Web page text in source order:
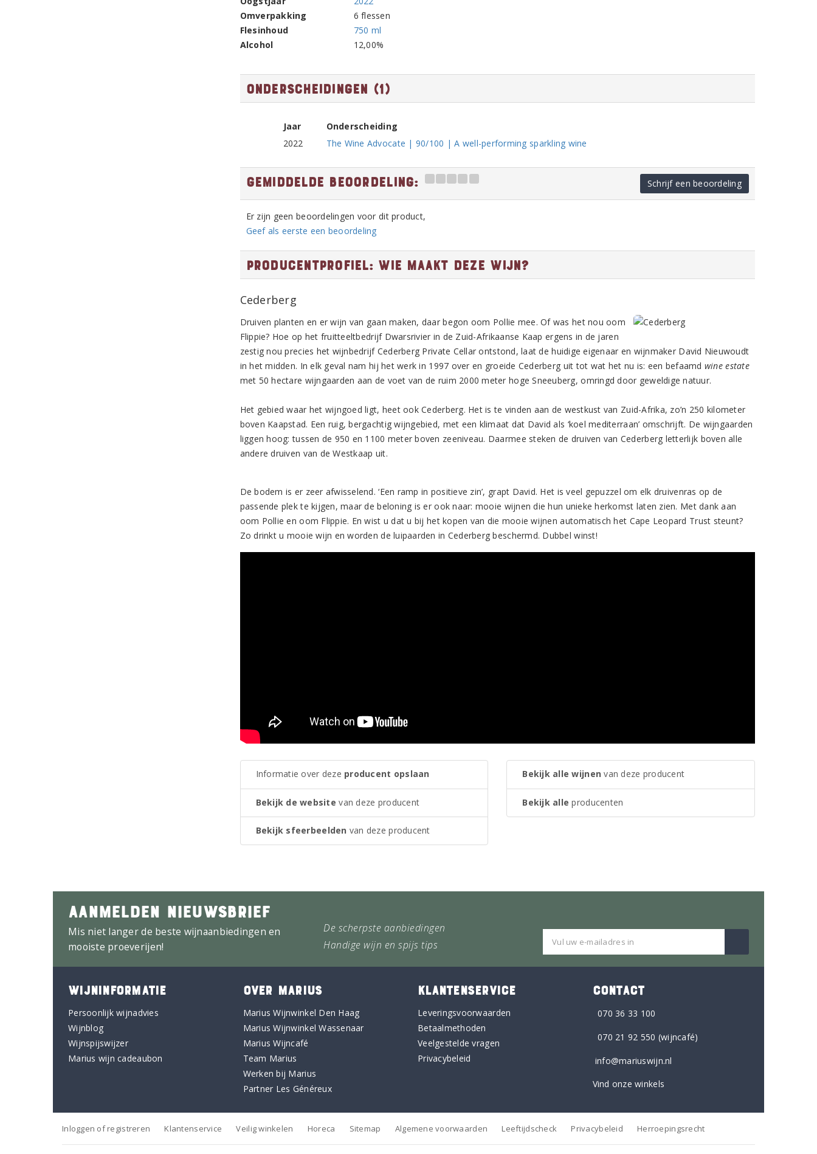
Omverpakking
6 flessen
Flesinhoud
750 ml
Alcohol
12,00%
Onderscheidingen (1)
Jaar
Onderscheiding
2022
The Wine Advocate | 90/100 | A well-performing sparkling wine
Gemiddelde beoordeling: Schrijf een beoordeling
Er zijn geen beoordelingen voor dit product,
Geef als eerste een beoordeling
Producentprofiel: Wie maakt deze wijn?
Cederberg
Druiven planten en er wijn van gaan maken, daar begon oom Pollie mee. Of was het nou oom
Flippie? Hoe op het fruitteeltbedrijf Dwarsrivier in de Zuid-Afrikaanse Kaap ergens in de jaren
zestig nou precies het wijnbedrijf Cederberg Private Cellar ontstond, laat de huidige eigenaar en wijnmaker David Nieuwoudt
in het midden. In elk geval nam hij het werk in 1997 over en groeide Cederberg uit tot wat het nu is: een befaamd wine estate
met 50 hectare wijngaarden aan de voet van de ruim 2000 meter hoge Sneeuberg, omringd door geweldige natuur.
Het gebied waar het wijngoed ligt, heet ook Cederberg. Het is te vinden aan de westkust van Zuid-Afrika, zo’n 250 kilometer
boven Kaapstad. Een ruig, bergachtig wijngebied, met een klimaat dat David als ‘koel mediterraan’ omschrijft. De wijngaarden
liggen hoog: tussen de 950 en 1100 meter boven zeeniveau. Daarmee steken de druiven van Cederberg letterlijk boven alle
andere druiven van de Westkaap uit.
De bodem is er zeer afwisselend. ‘Een ramp in positieve zin’, grapt David. Het is veel gepuzzel om elk druivenras op de
passende plek te kijgen, maar de beloning is er ook naar: mooie wijnen die hun unieke herkomst laten zien. Met dank aan
oom Pollie en oom Flippie. En wist u dat u bij het kopen van die mooie wijnen automatisch het Cape Leopard Trust steunt?
Zo drinkt u mooie wijn en worden de luipaarden in Cederberg beschermd. Dubbel winst!
Informatie over deze producent opslaan
Bekijk de website van deze producent
Bekijk sfeerbeelden van deze producent
Bekijk alle wijnen van deze producent
Bekijk alle producenten
AANMELDEN NIEUWSBRIEF
Mis niet langer de beste wijnaanbiedingen en
mooiste proeverijen!
De scherpste aanbiedingen
Handige wijn en spijs tips
WIJNINFORMATIE
Persoonlijk wijnadvies
Wijnblog
Wijnspijswijzer
Marius wijn cadeaubon
OVER MARIUS
Marius Wijnwinkel Den Haag
Marius Wijnwinkel Wassenaar
Marius Wijncafé
Team Marius
Werken bij Marius
Partner Les Généreux
KLANTENSERVICE
Leveringsvoorwaarden
Betaalmethoden
Veelgestelde vragen
Privacybeleid
CONTACT
070 36 33 100
070 21 92 550 (wijncafé)
info@mariuswijn.nl
Vind onze winkels
Inloggen of registreren Klantenservice Veilig winkelen Horeca Sitemap Algemene voorwaarden Leeftijdscheck Privacybeleid Herroepingsrecht